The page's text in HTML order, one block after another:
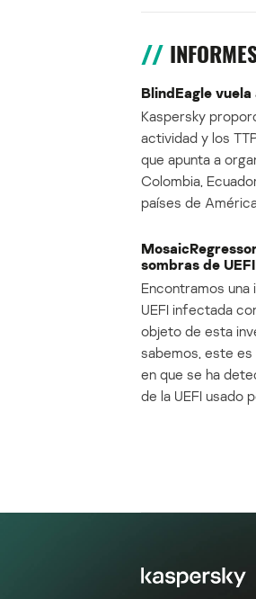
BlindEagle
Kaspersky
actividad y los
que apunta a
Colombia,
países de
sombras de UEFI
Encontramos
UEFI infectada
objeto de esta
sabemos, este
en que se ha
de la UEFI usado